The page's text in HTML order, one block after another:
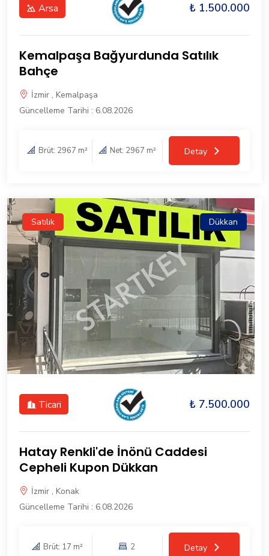
Arsa ₺ 1.500.000
Kemalpaşa Bağyurdunda Satılık
Bahçe
İzmir , Kemalpaşa
Güncelleme Tarihi : 6.08.2026
Brüt: 2967 m² Net: 2967 m² Detay
Satılık Dükkan
Ticari ₺ 7.500.000
Hatay Renkli'de İnönü Caddesi
Cepheli Kupon Dükkan
İzmir , Konak
Güncelleme Tarihi : 6.08.2026
Brüt: 17 m² 2 Detay